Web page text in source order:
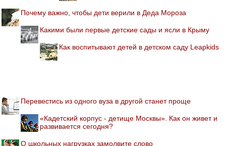
Почему важно, чтобы дети верили в Деда Мороза
Какими были первые детские сады и ясли в Крыму
Как воспитывают детей в детском саду Leapkids
Перевестись из одного вуза в другой станет проще
«Кадетский корпус - детище Москвы». Как он живет и
развивается сегодня?
О школьных нагрузках замолвите слово